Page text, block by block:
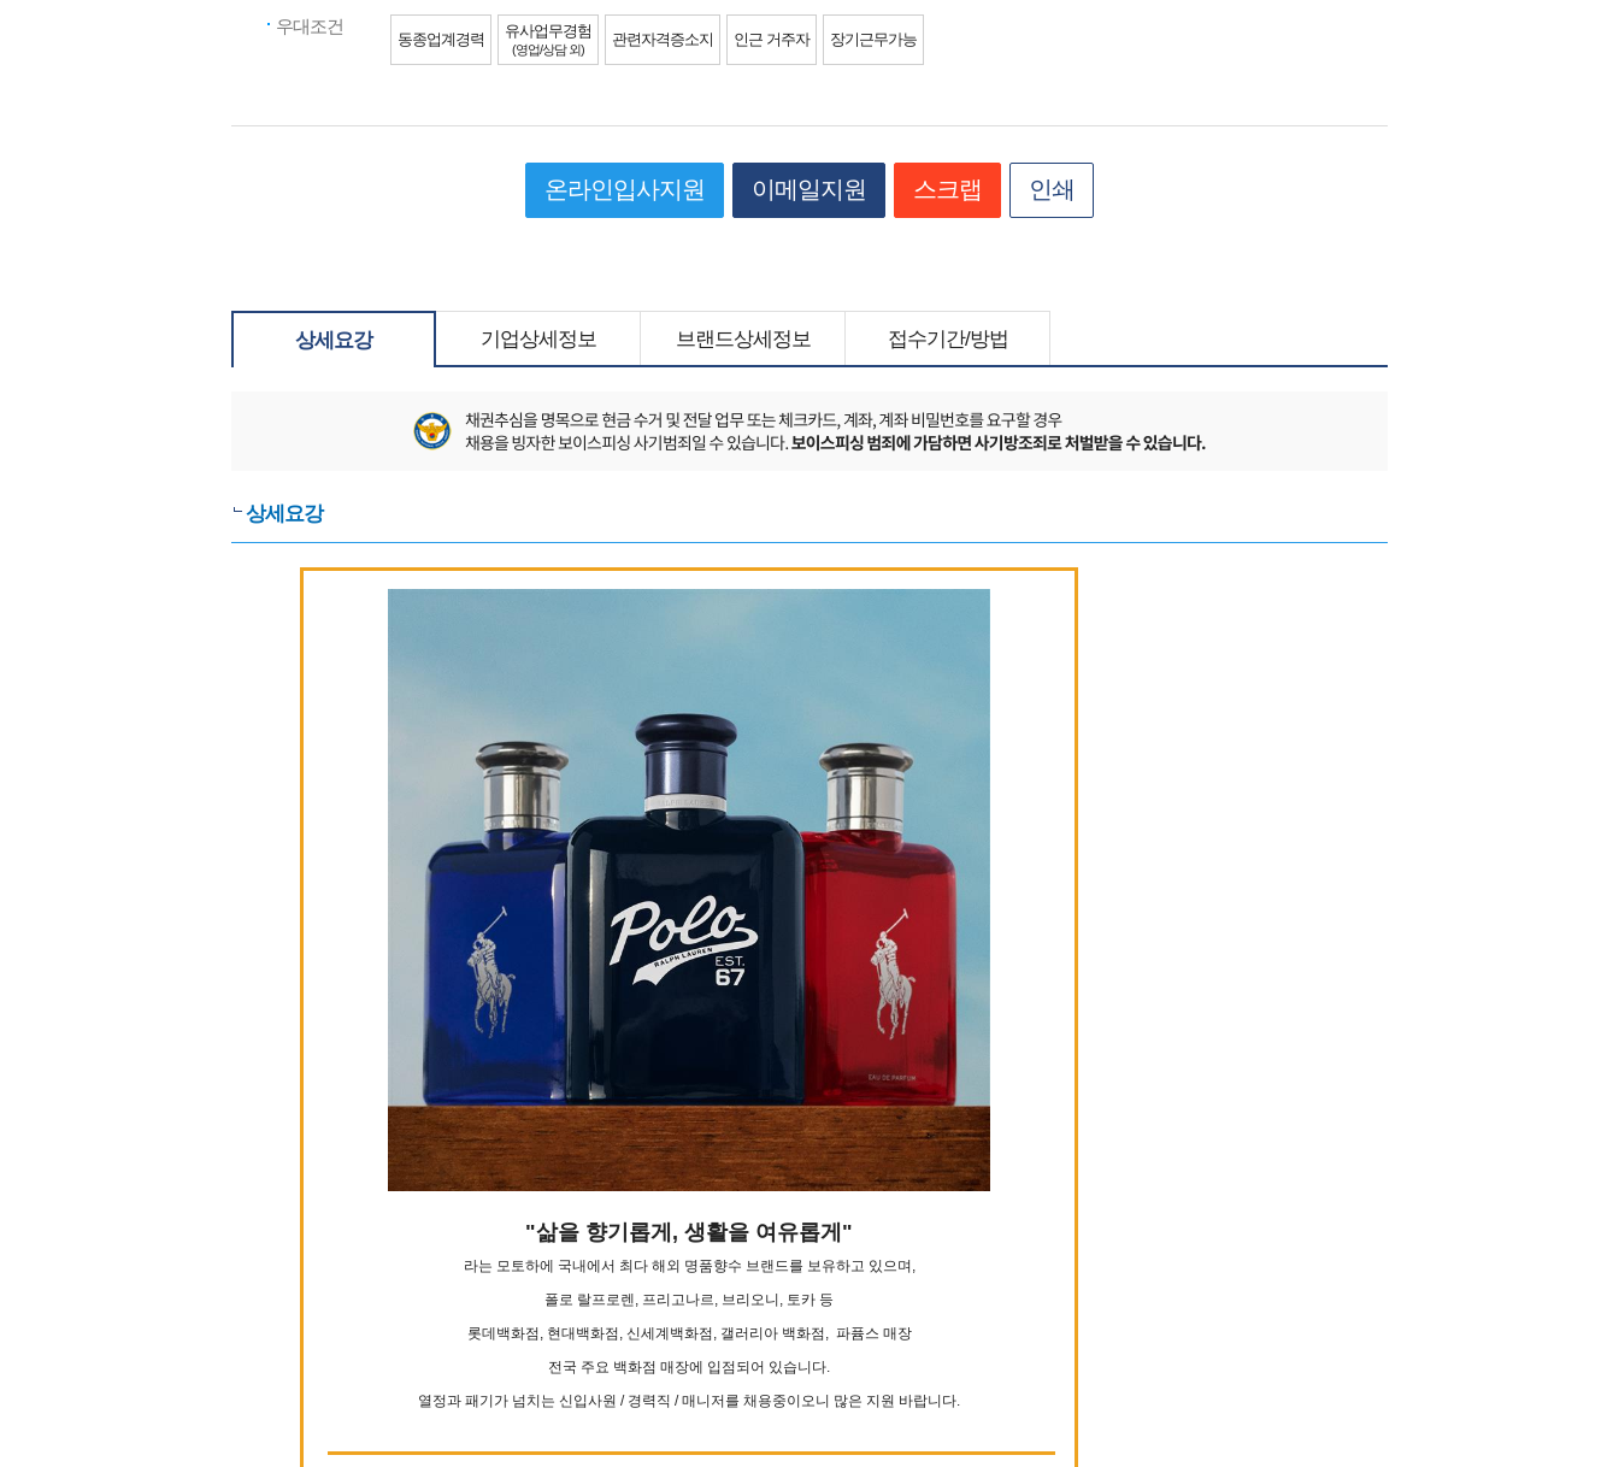
우대조건
동종업계경력 유사업무경험
(영업/상담 외)
관련자격증소지 인근 거주자 장기근무가능
온라인입사지원 이메일지원 스크랩 인쇄
상세요강 기업상세정보 브랜드상세정보 접수기간/방법
상세요강
"삶을 향기롭게, 생활을 여유롭게"
라는 모토하에 국내에서 최다 해외 명품향수 브랜드를 보유하고 있으며,
폴로 랄프로렌, 프리고나르, 브리오니, 토카 등
롯데백화점, 현대백화점, 신세계백화점, 갤러리아 백화점, 파퓸스 매장
전국 주요 백화점 매장에 입점되어 있습니다.
열정과 패기가 넘치는 신입사원 / 경력직 / 매니저를 채용중이오니 많은 지원 바랍니다.